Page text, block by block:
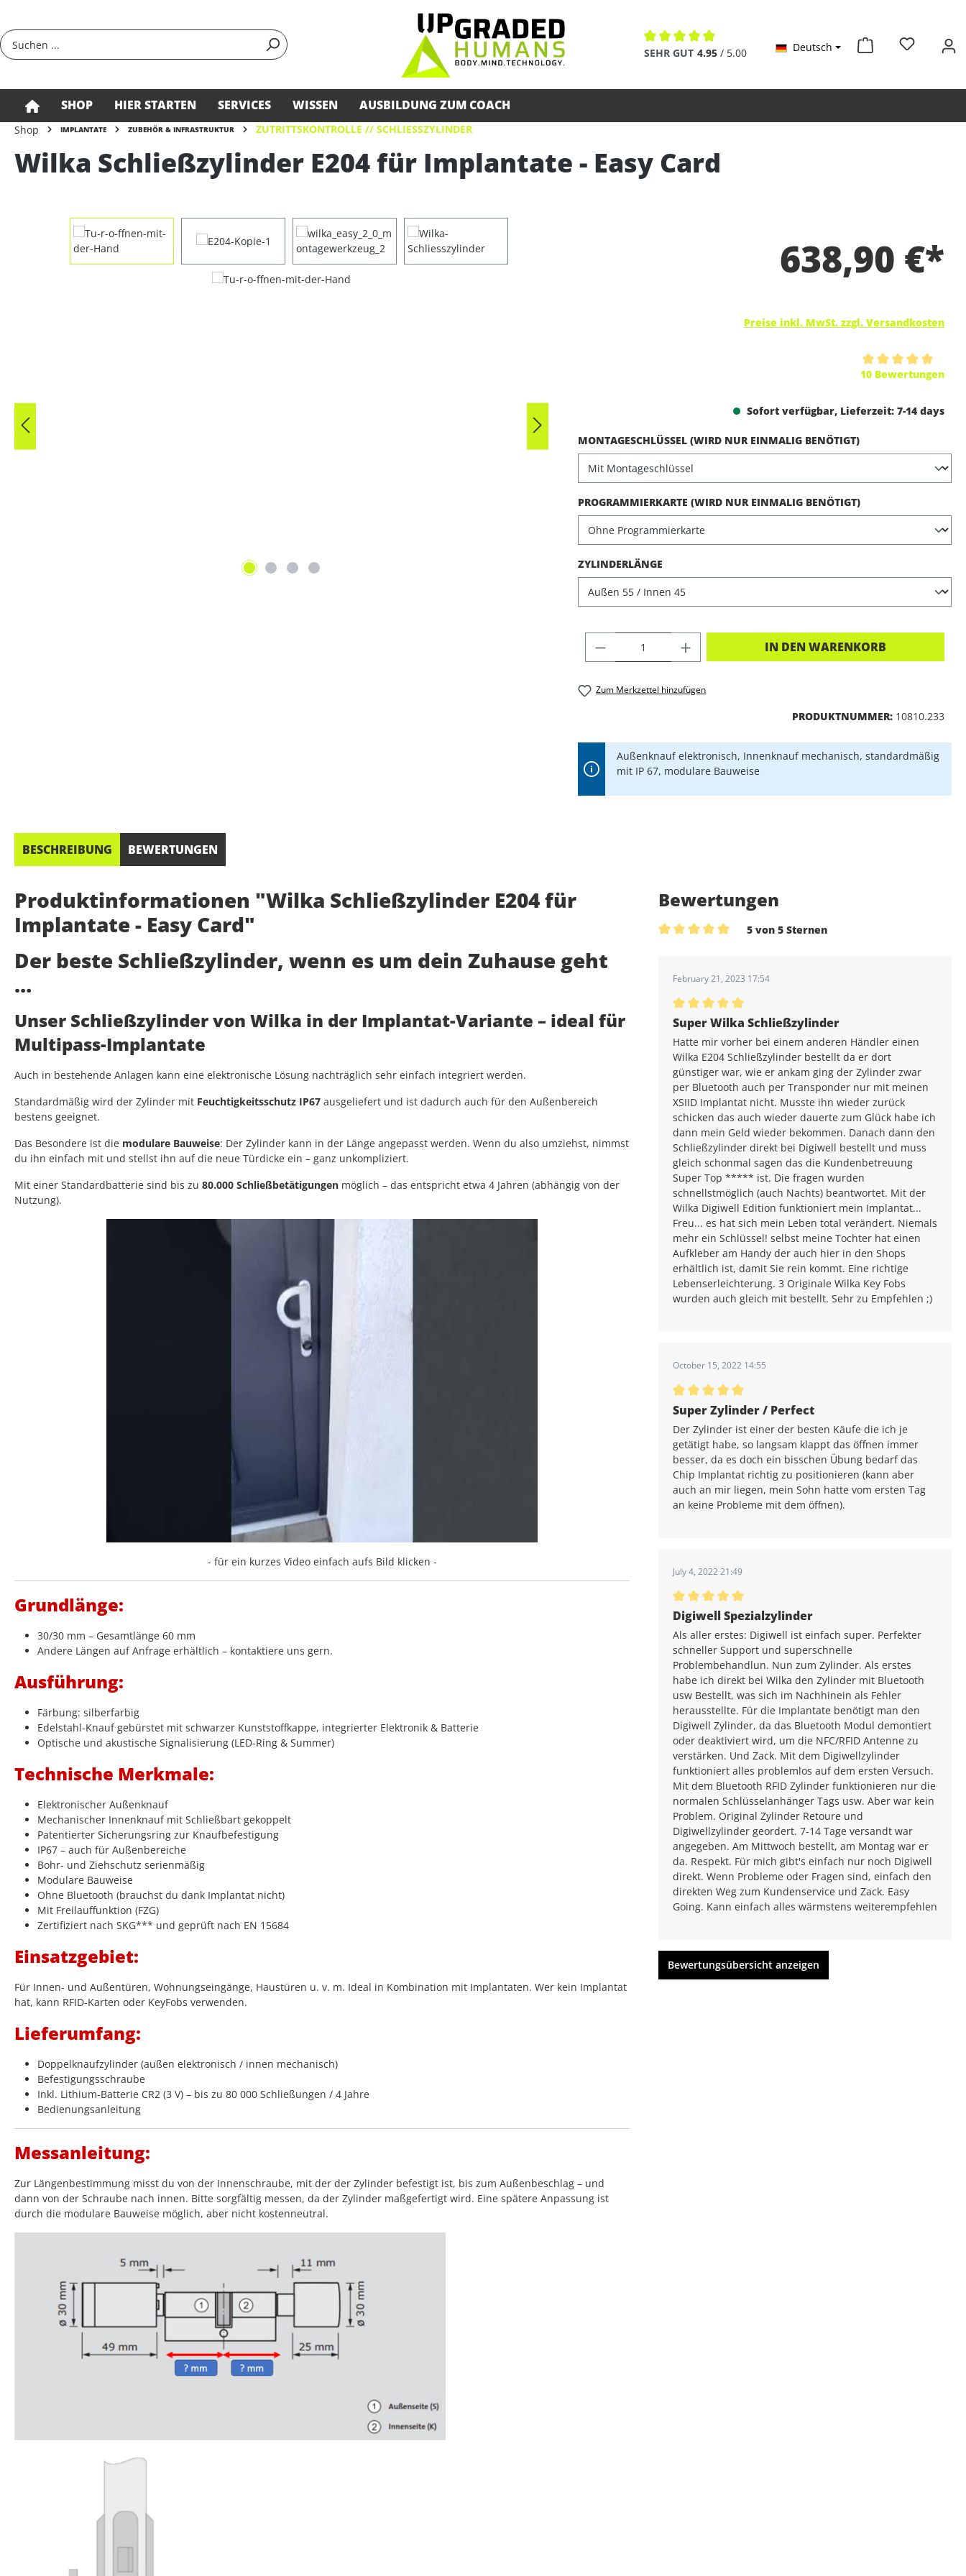
Durchschnittliche Bewertung von 4.9 von 5 Sternen
SEHR GUT 4.95 / 5.00 Deutsch
SHOP HIER STARTEN SERVICES WISSEN AUSBILDUNG ZUM COACH
Shop IMPLANTATE ZUBEHÖR & INFRASTRUKTUR ZUTRITTSKONTROLLE // SCHLIESSZYLINDER
Wilka Schließzylinder E204 für Implantate - Easy Card
Bildergalerie überspringen
638,90 €*
Preise inkl. MwSt. zzgl. Versandkosten
10 Bewertungen
Sofort verfügbar, Lieferzeit: 7-14 days
MONTAGESCHLÜSSEL (WIRD NUR EINMALIG BENÖTIGT)AUSWÄHLEN
PROGRAMMIERKARTE (WIRD NUR EINMALIG BENÖTIGT)AUSWÄHLEN
ZYLINDERLÄNGE
PRODUKT ANZAHL: GIB DEN
IN DEN WARENKORB
Zum Merkzettel hinzufügen
PRODUKTNUMMER: 10810.233
Außenknauf elektronisch, Innenknauf mechanisch, standardmäßig
mit IP 67, modulare Bauweise
BESCHREIBUNG BEWERTUNGEN
Produktinformationen "Wilka Schließzylinder E204 für
Implantate - Easy Card"
Der beste Schließzylinder, wenn es um dein Zuhause geht
…
Unser Schließzylinder von Wilka in der Implantat-Variante – ideal für
Multipass-Implantate
Auch in bestehende Anlagen kann eine elektronische Lösung nachträglich sehr einfach integriert werden.
Standardmäßig wird der Zylinder mit Feuchtigkeitsschutz IP67 ausgeliefert und ist dadurch auch für den Außenbereich
bestens geeignet.
Das Besondere ist die modulare Bauweise: Der Zylinder kann in der Länge angepasst werden. Wenn du also umziehst, nimmst
du ihn einfach mit und stellst ihn auf die neue Türdicke ein – ganz unkompliziert.
Mit einer Standardbatterie sind bis zu 80.000 Schließbetätigungen möglich – das entspricht etwa 4 Jahren (abhängig von der
Nutzung).
- für ein kurzes Video einfach aufs Bild klicken -
Grundlänge:
30/30 mm – Gesamtlänge 60 mm
Andere Längen auf Anfrage erhältlich – kontaktiere uns gern.
Ausführung:
Färbung: silberfarbig
Edelstahl-Knauf gebürstet mit schwarzer Kunststoffkappe, integrierter Elektronik & Batterie
Optische und akustische Signalisierung (LED-Ring & Summer)
Technische Merkmale:
Elektronischer Außenknauf
Mechanischer Innenknauf mit Schließbart gekoppelt
Patentierter Sicherungsring zur Knaufbefestigung
IP67 – auch für Außenbereiche
Bohr- und Ziehschutz serienmäßig
Modulare Bauweise
Ohne Bluetooth (brauchst du dank Implantat nicht)
Mit Freilauffunktion (FZG)
Zertifiziert nach SKG*** und geprüft nach EN 15684
Einsatzgebiet:
Für Innen- und Außentüren, Wohnungseingänge, Haustüren u. v. m. Ideal in Kombination mit Implantaten. Wer kein Implantat
hat, kann RFID-Karten oder KeyFobs verwenden.
Lieferumfang:
Doppelknaufzylinder (außen elektronisch / innen mechanisch)
Befestigungsschraube
Inkl. Lithium-Batterie CR2 (3 V) – bis zu 80 000 Schließungen / 4 Jahre
Bedienungsanleitung
Messanleitung:
Zur Längenbestimmung misst du von der Innenschraube, mit der der Zylinder befestigt ist, bis zum Außenbeschlag – und
dann von der Schraube nach innen. Bitte sorgfältig messen, da der Zylinder maßgefertigt wird. Eine spätere Anpassung ist
durch die modulare Bauweise möglich, aber nicht kostenneutral.
Bewertungen
5 von 5 Sternen
February 21, 2023 17:54
Durchschnittliche Bewertung von 5 von 5 Sternen
Super Wilka Schließzylinder
Hatte mir vorher bei einem anderen Händler einen
Wilka E204 Schließzylinder bestellt da er dort
günstiger war, wie er ankam ging der Zylinder zwar
per Bluetooth auch per Transponder nur mit meinen
XSIID Implantat nicht. Musste ihn wieder zurück
schicken das auch wieder dauerte zum Glück habe ich
dann mein Geld wieder bekommen. Danach dann den
Schließzylinder direkt bei Digiwell bestellt und muss
gleich schonmal sagen das die Kundenbetreuung
Super Top ***** ist. Die fragen wurden
schnellstmöglich (auch Nachts) beantwortet. Mit der
Wilka Digiwell Edition funktioniert mein Implantat...
Freu... es hat sich mein Leben total verändert. Niemals
mehr ein Schlüssel! selbst meine Tochter hat einen
Aufkleber am Handy der auch hier in den Shops
erhältlich ist, damit Sie rein kommt. Eine richtige
Lebenserleichterung. 3 Originale Wilka Key Fobs
wurden auch gleich mit bestellt. Sehr zu Empfehlen ;)
October 15, 2022 14:55
Durchschnittliche Bewertung von 5 von 5 Sternen
Super Zylinder / Perfect
Der Zylinder ist einer der besten Käufe die ich je
getätigt habe, so langsam klappt das öffnen immer
besser, da es doch ein bisschen Übung bedarf das
Chip Implantat richtig zu positionieren (kann aber
auch an mir liegen, mein Sohn hatte vom ersten Tag
an keine Probleme mit dem öffnen).
July 4, 2022 21:49
Durchschnittliche Bewertung von 5 von 5 Sternen
Digiwell Spezialzylinder
Als aller erstes: Digiwell ist einfach super. Perfekter
schneller Support und superschnelle
Problembehandlun. Nun zum Zylinder. Als erstes
habe ich direkt bei Wilka den Zylinder mit Bluetooth
usw Bestellt, was sich im Nachhinein als Fehler
herausstellte. Für die Implantate benötigt man den
Digiwell Zylinder, da das Bluetooth Modul demontiert
oder deaktiviert wird, um die NFC/RFID Antenne zu
verstärken. Und Zack. Mit dem Digiwellzylinder
funktioniert alles problemlos auf dem ersten Versuch.
Mit dem Bluetooth RFID Zylinder funktionieren nur die
normalen Schlüsselanhänger Tags usw. Aber war kein
Problem. Original Zylinder Retoure und
Digiwellzylinder geordert. 7-14 Tage versandt war
angegeben. Am Mittwoch bestellt, am Montag war er
da. Respekt. Für mich gibt's einfach nur noch Digiwell
direkt. Wenn Probleme oder Fragen sind, einfach den
direkten Weg zum Kundenservice und Zack. Easy
Going. Kann einfach alles wärmstens weiterempfehlen
Bewertungsübersicht anzeigen